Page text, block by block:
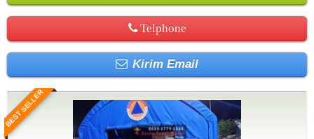
Telphone
Kirim Email
BEST SELLER